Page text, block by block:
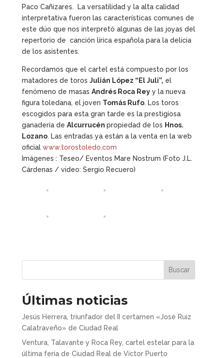
Paco Cañizares. La versatilidad y la alta calidad
interpretativa fueron las características comunes de
este dúo que nos interpretó algunas de las joyas del
repertorio de canción lírica española para la delicia
de los asistentes.
Recordamos que el cartel está compuesto por los
matadores de toros Julián López “El Juli”, el
fenómeno de masas Andrés Roca Reyy la nueva
figura toledana, el joven Tomás Rufo. Los toros
escogidos para esta gran tarde es la prestigiosa
ganadería de Alcurrucén propiedad de los Hnos.
Lozano. Las entradas ya están a la venta en la web
oficial www.torostoledo.com
Imágenes : Teseo/ Eventos Mare Nostrum (Foto J.L.
Cárdenas / video: Sergio Recuero)
Buscar
Últimas noticias
Jesús Herrera, triunfador del II certamen «José Ruiz
Calatraveño» de Ciudad Real
Ventura, Talavante y Roca Rey, cartel estelar para la
última feria de Ciudad Real de Víctor Puerto